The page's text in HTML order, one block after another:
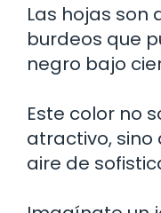
Las hojas son
burdeos que
negro bajo
Este color no
atractivo,
aire de